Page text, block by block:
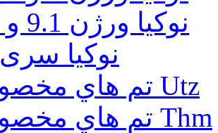
نوكيا ورژن 9.1 و 9.2
نوکیا سری 40
تم هاي مخصوص Utz
تم هاي مخصوص Thm